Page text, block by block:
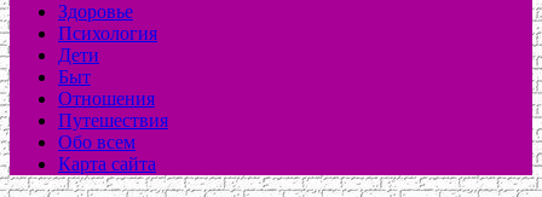
Здоровье
Психология
Дети
Быт
Отношения
Путешествия
Обо всем
Карта сайта